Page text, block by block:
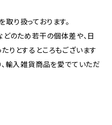
り扱っております。
どのため若干の個体差や、日
りとするところもございます
輸入雑貨商品を愛でていただ